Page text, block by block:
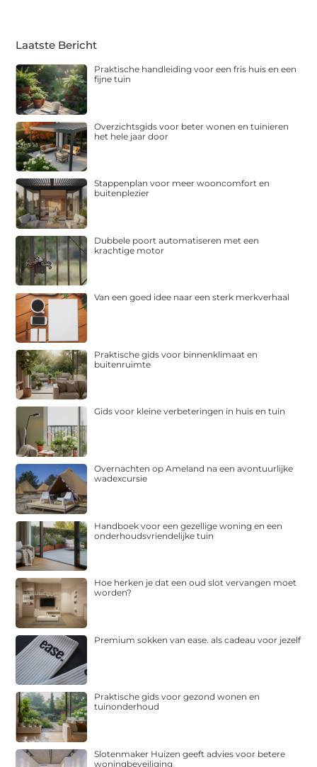
Laatste Bericht
Praktische handleiding voor een fris huis en een
fijne tuin
Overzichtsgids voor beter wonen en tuinieren
het hele jaar door
Stappenplan voor meer wooncomfort en
buitenplezier
Dubbele poort automatiseren met een
krachtige motor
Van een goed idee naar een sterk merkverhaal
Praktische gids voor binnenklimaat en
buitenruimte
Gids voor kleine verbeteringen in huis en tuin
Overnachten op Ameland na een avontuurlijke
wadexcursie
Handboek voor een gezellige woning en een
onderhoudsvriendelijke tuin
Hoe herken je dat een oud slot vervangen moet
worden?
Premium sokken van ease. als cadeau voor jezelf
Praktische gids voor gezond wonen en
tuinonderhoud
Slotenmaker Huizen geeft advies voor betere
woningbeveiliging